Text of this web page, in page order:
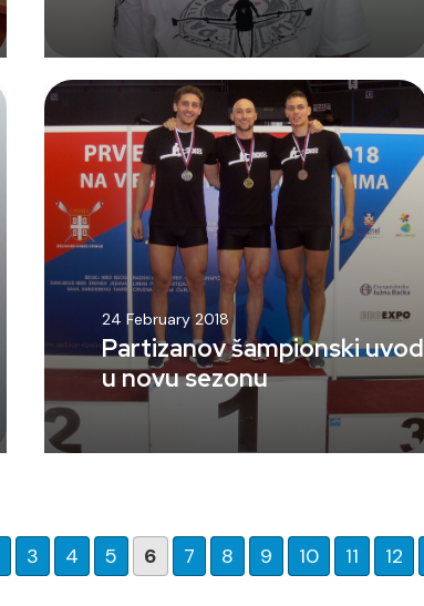
24 February 2018
Partizanov šampionski uvod
u novu sezonu
3 4 5 6 7 8 9 10 11 12